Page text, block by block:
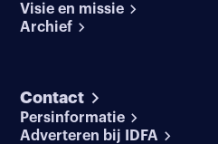
Visie en missie
Archief
Contact
Persinformatie
Adverteren bij IDFA